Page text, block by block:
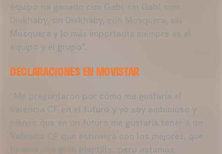
equipo ha ganado con Gabi, sin Gabi, con
Diakhaby, sin Diakhaby, con Mosquera, sin
Mosquera y lo más importante siempre es el
equipo y el grupo”.
DECLARACIONES EN MOVISTAR
“Me preguntaron por cómo me gustaría el
Valencia CF en el futuro y yo soy ambicioso y
pienso que en un futuro me gustaría tener a un
Valencia CF que estuviera con los mejores, que
tuviera una gran plantilla…pero estamos